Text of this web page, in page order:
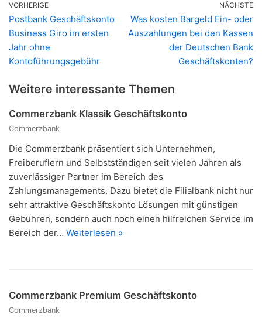
VORHERIGE
Postbank Geschäftskonto
Business Giro im ersten
Jahr ohne
Kontoführungsgebühr
NÄCHSTE
Was kosten Bargeld Ein- oder
Auszahlungen bei den Kassen
der Deutschen Bank
Geschäftskonten?
Weitere interessante Themen
Commerzbank Klassik Geschäftskonto
Commerzbank
Die Commerzbank präsentiert sich Unternehmen,
Freiberuflern und Selbstständigen seit vielen Jahren als
zuverlässiger Partner im Bereich des
Zahlungsmanagements. Dazu bietet die Filialbank nicht nur
sehr attraktive Geschäftskonto Lösungen mit günstigen
Gebühren, sondern auch noch einen hilfreichen Service im
Bereich der… Weiterlesen »
Commerzbank Premium Geschäftskonto
Commerzbank